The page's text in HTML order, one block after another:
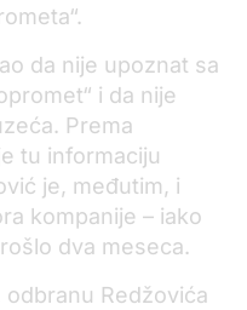
da nije upoznat sa
i da nije
Prema
tu informaciju
je, međutim, i
kompanije – iako
dva meseca.
Redžovića